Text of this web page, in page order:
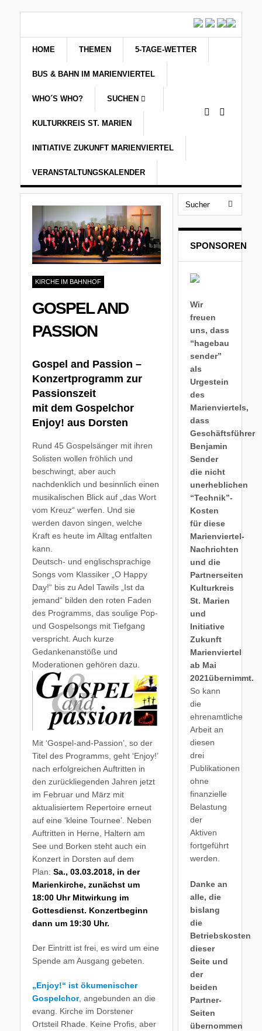
HOME THEMEN 5-TAGE-WETTER
BUS & BAHN IM MARIENVIERTEL
WHO´S WHO? SUCHEN
KULTURKREIS ST. MARIEN
INITIATIVE ZUKUNFT MARIENVIERTEL
VERANSTALTUNGSKALENDER
KIRCHE IM BAHNHOF
GOSPEL AND
PASSION
Gospel and Passion –
Konzertprogramm zur
Passionszeit
mit dem Gospelchor
Enjoy! aus Dorsten
Rund 45 Gospelsänger mit ihren
Solisten wollen fröhlich und
beschwingt, aber auch
nachdenklich und besinnlich einen
musikalischen Blick auf „das Wort
vom Kreuz“ werfen. Und sie
werden davon singen, welche
Kraft es heute im Alltag entfalten
kann.
Deutsch- und englischsprachige
Songs vom Klassiker „O Happy
Day!“ bis zu Adel Tawils „Ist da
jemand“ bilden den roten Faden
des Programms, das soulige Pop-
und Gospelsongs mit Tiefgang
verspricht. Auch kurze
Gedankenanstöße und
Moderationen gehören dazu.
Mit ‘Gospel-and-Passion’, so der
Titel des Programms, geht ‘Enjoy!’
nach erfolgreichen Auftritten in
den zurückliegenden Jahren jetzt
im Februar und März mit
aktualisiertem Repertoire erneut
auf eine ‘kleine Tournee’. Neben
Auftritten in Herne, Haltern am
See und Borken steht auch ein
Konzert in Dorsten auf dem
Plan: Sa., 03.03.2018, in der
Marienkirche, zunächst um
18:00 Uhr Mitwirkung im
Gottesdienst. Konzertbeginn
dann um 19:30 Uhr.
Der Eintritt ist frei, es wird um eine
Spende am Ausgang gebeten.
„Enjoy!“ ist ökumenischer
Gospelchor, angebunden an die
evang. Kirche im Dorstener
Ortsteil Rhade. Keine Profis, aber
SPONSOREN
Wir
freuen
uns, dass
“hagebau
sender”
als
Urgestein
des
Marienviertels,
dass
Geschäftsführer
Benjamin
Sender
die nicht
unerheblichen
“Technik”-
Kosten
für diese
Marienviertel-
Nachrichten
und die
Partnerseiten
Kulturkreis
St. Marien
und
Initiative
Zukunft
Marienviertel
ab Mai
2021übernimmt.
So kann
die
ehrenamtliche
Arbeit an
diesen
drei
Publikationen
ohne
finanzielle
Belastung
der
Aktiven
fortgeführt
werden.
Danke an
alle, die
bislang
die
Betriebskosten
dieser
Seite und
der
beiden
Partner-
Seiten
übernommen